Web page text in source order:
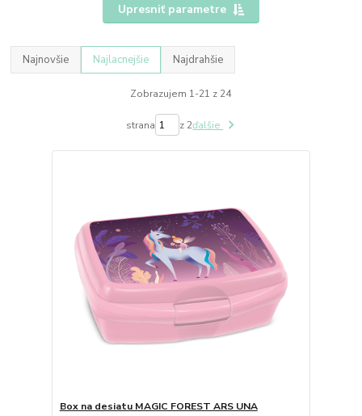
Upresniť parametre
Najnovšie Najlacnejšie Najdrahšie
Zobrazujem 1-21 z 24
strana z 2ďalšie
Box na desiatu MAGIC FOREST ARS UNA